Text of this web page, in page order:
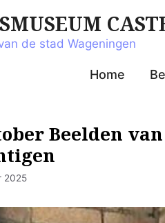
de stad Wageningen
Home
Beelden
2025